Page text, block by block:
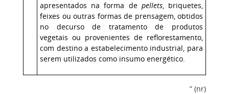
apresentados na forma de pellets, briquetes,
feixes ou outras formas de prensagem, obtidos
no decurso de tratamento de produtos
vegetais ou provenientes de reflorestamento,
com destino a estabelecimento industrial, para
serem utilizados como insumo energético.
” (nr)